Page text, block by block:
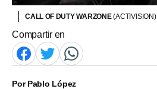
CALL OF DUTY WARZONE(ACTIVISION)
Compartir en
PorPablo López